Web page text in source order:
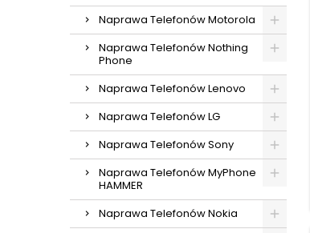
Naprawa Telefonów Motorola
Naprawa Telefonów Nothing
Phone
Naprawa Telefonów Lenovo
Naprawa Telefonów LG
Naprawa Telefonów Sony
Naprawa Telefonów MyPhone
HAMMER
Naprawa Telefonów Nokia